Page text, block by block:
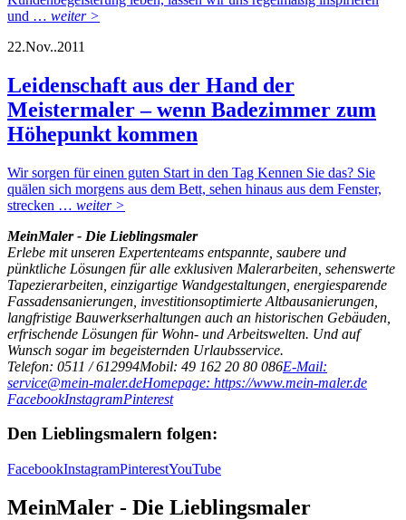
und … weiter >
22.Nov..2011
Leidenschaft aus der Hand der
Meistermaler – wenn Badezimmer zum
Höhepunkt kommen
Wir sorgen für einen guten Start in den Tag Kennen Sie das? Sie
quälen sich morgens aus dem Bett, sehen hinaus aus dem Fenster,
strecken … weiter >
MeinMaler - Die Lieblingsmaler
Erlebe mit unseren Expertenteams entspannte, saubere und
pünktliche Lösungen für alle exklusiven Malerarbeiten, sehenswerte
Tapezierarbeiten, einzigartige Wandgestaltungen, energiesparende
Fassadensanierungen, investitionsoptimierte Altbausanierungen,
langfristige Bauwerkserhaltungen auch an historischen Gebäuden,
erfrischende Lösungen für Wohn- und Arbeitswelten. Und auf
Wunsch sogar im begeisternden Urlaubsservice.
Telefon: 0511 / 612994Mobil: 49 162 20 80 086E-Mail:
service@mein-maler.deHomepage: https://www.mein-maler.de
FacebookInstagramPinterest
Den Lieblingsmalern folgen:
FacebookInstagramPinterestYouTube
MeinMaler - Die Lieblingsmaler